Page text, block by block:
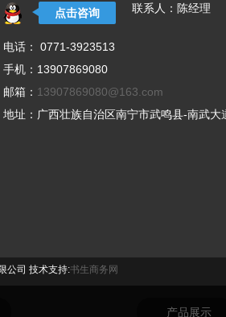
点击咨询 联系人：陈经理
电话： 0771-3923513
手机：13907869080
邮箱： 13907869080@163.com
地址：广西壮族自治区南宁市武鸣县-南武
产品展示
公司 技术支持:书生商务网